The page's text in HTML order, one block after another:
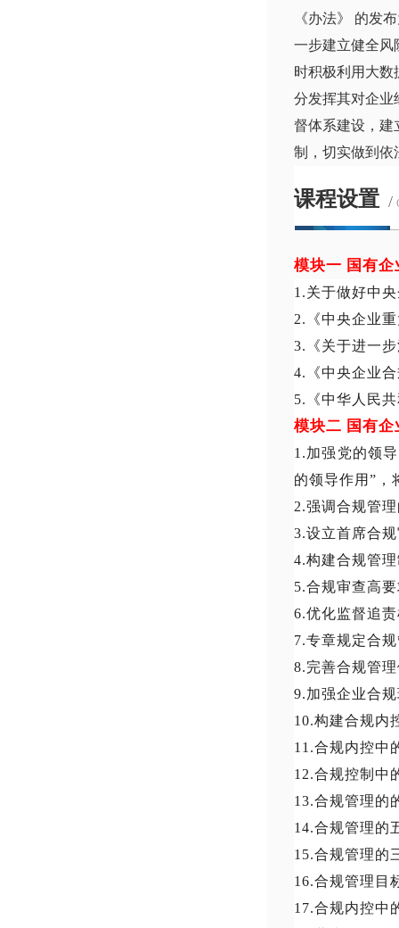
《办法》 的发
一步建立健全风
时积极利用大
分发挥其对企业
督体系建设，建
制，切实做到依
课程设置 /
模块一 国有
1.关于做好中
2.《中央企业
3.《关于进一
4.《中央企业
5.《中华人民
模块二 国有
1.加强党的领
的领导作用”，
2.强调合规管
3.设立首席合
4.构建合规管
5.合规审查高
6.优化监督追
7.专章规定合
8.完善合规管
9.加强企业合
10.构建合规内
11.合规内控中
12.合规控制中
13.合规管理的
14.合规管理的
15.合规管理的
16.合规管理目
17.合规内控中